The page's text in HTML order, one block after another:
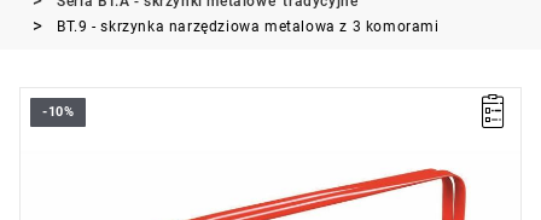
BT.9 - skrzynka narzędziowa metalowa z 3 komorami
-10%